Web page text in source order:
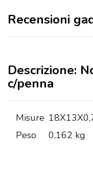
Recensioni
Descrizione:
c/penna
Misure
Peso
0,162 kg